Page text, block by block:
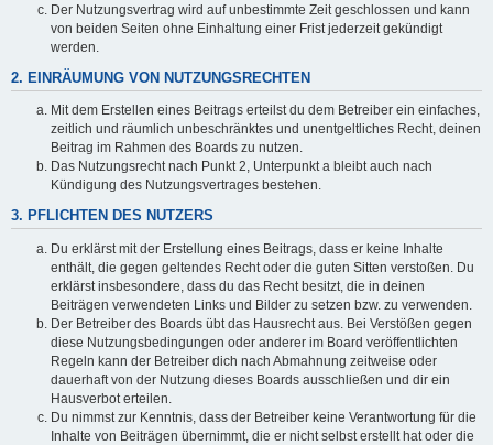
Der Nutzungsvertrag wird auf unbestimmte Zeit geschlossen und kann
von beiden Seiten ohne Einhaltung einer Frist jederzeit gekündigt
werden.
2. EINRÄUMUNG VON NUTZUNGSRECHTEN
Mit dem Erstellen eines Beitrags erteilst du dem Betreiber ein einfaches,
zeitlich und räumlich unbeschränktes und unentgeltliches Recht, deinen
Beitrag im Rahmen des Boards zu nutzen.
Das Nutzungsrecht nach Punkt 2, Unterpunkt a bleibt auch nach
Kündigung des Nutzungsvertrages bestehen.
3. PFLICHTEN DES NUTZERS
Du erklärst mit der Erstellung eines Beitrags, dass er keine Inhalte
enthält, die gegen geltendes Recht oder die guten Sitten verstoßen. Du
erklärst insbesondere, dass du das Recht besitzt, die in deinen
Beiträgen verwendeten Links und Bilder zu setzen bzw. zu verwenden.
Der Betreiber des Boards übt das Hausrecht aus. Bei Verstößen gegen
diese Nutzungsbedingungen oder anderer im Board veröffentlichten
Regeln kann der Betreiber dich nach Abmahnung zeitweise oder
dauerhaft von der Nutzung dieses Boards ausschließen und dir ein
Hausverbot erteilen.
Du nimmst zur Kenntnis, dass der Betreiber keine Verantwortung für die
Inhalte von Beiträgen übernimmt, die er nicht selbst erstellt hat oder die